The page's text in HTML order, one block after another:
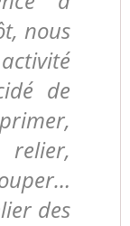
nous
de
des